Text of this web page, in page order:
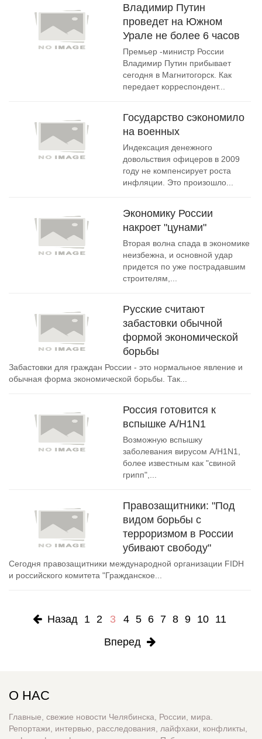
Владимир Путин
проведет на Южном
Урале не более 6 часов
Премьер -министр России
Владимир Путин прибывает
сегодня в Магнитогорск. Как
передает корреспондент...
Государство сэкономило
на военных
Индексация денежного
довольствия офицеров в 2009
году не компенсирует роста
инфляции. Это произошло...
Экономику России
накроет "цунами"
Вторая волна спада в экономике
неизбежна, и основной удар
придется по уже пострадавшим
строителям,...
Русские считают
забастовки обычной
формой экономической
борьбы
Забастовки для граждан России - это нормальное явление и
обычная форма экономической борьбы. Так...
Россия готовится к
вспышке A/H1N1
Возможную вспышку
заболевания вирусом A/H1N1,
более известным как "свиной
грипп",...
Правозащитники: "Под
видом борьбы с
терроризмом в России
убивают свободу"
Сегодня правозащитники международной организации FIDH
и российского комитета "Гражданское...
Назад 1 2 3 4 5 6 7 8 9 10 11
Вперед
О НАС
Главные, свежие новости Челябинска, России, мира.
Репортажи, интервью, расследования, лайфхаки, конфликты,